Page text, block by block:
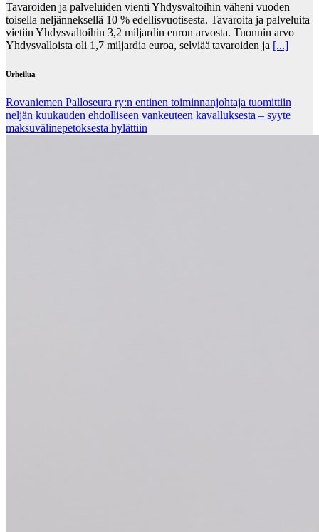
Tavaroiden ja palveluiden vienti Yhdysvaltoihin väheni vuoden
toisella neljänneksellä 10 % edellisvuotisesta. Tavaroita ja palveluita
vietiin Yhdysvaltoihin 3,2 miljardin euron arvosta. Tuonnin arvo
Yhdysvalloista oli 1,7 miljardia euroa, selviää tavaroiden ja [...]
Urheilua
Rovaniemen Palloseura ry:n entinen toiminnanjohtaja tuo­mit­tiin
neljän kuu­kau­den eh­dol­li­seen van­keu­teen ka­val­luk­ses­ta – syyte
mak­su­vä­li­ne­pe­tok­ses­ta hy­lät­tiin